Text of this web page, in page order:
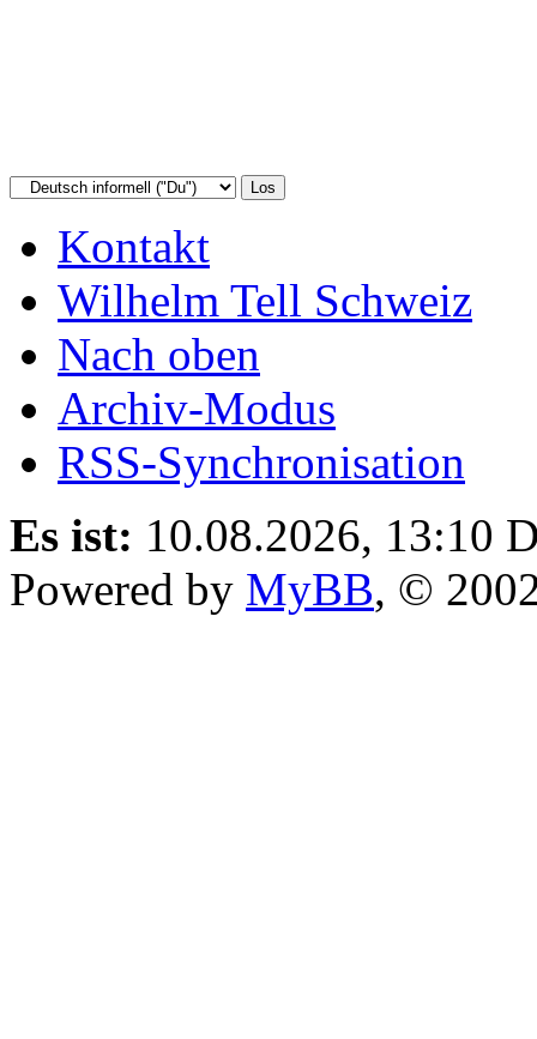
Kontakt
Wilhelm Tell Schweiz
Nach oben
Archiv-Modus
RSS-Synchronisation
Es ist: 10.08.2026, 13:10
Powered by MyBB, ©